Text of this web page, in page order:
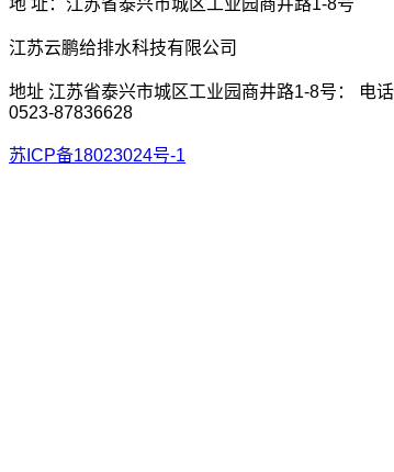
地 址：江苏省泰兴市城区工业园商井路1-8号
江苏云鹏给排水科技有限公司
地址 江苏省泰兴市城区工业园商井路1-8号： 电
0523-87836628
苏ICP备18023024号-1